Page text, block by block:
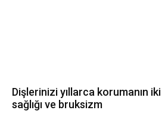
Dişlerinizi yıllarca korumanın
sağlığı ve bruksizm